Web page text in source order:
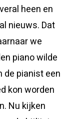
heen en
nieuws. Dat
we
piano wilde
de pianist een
kon worden
Nu kijken